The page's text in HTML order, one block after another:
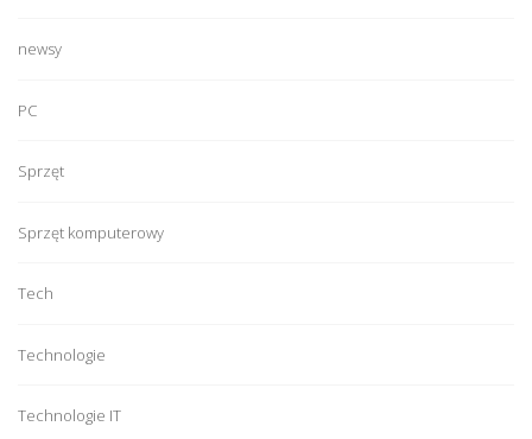
newsy
PC
Sprzęt
Sprzęt komputerowy
Tech
Technologie
Technologie IT